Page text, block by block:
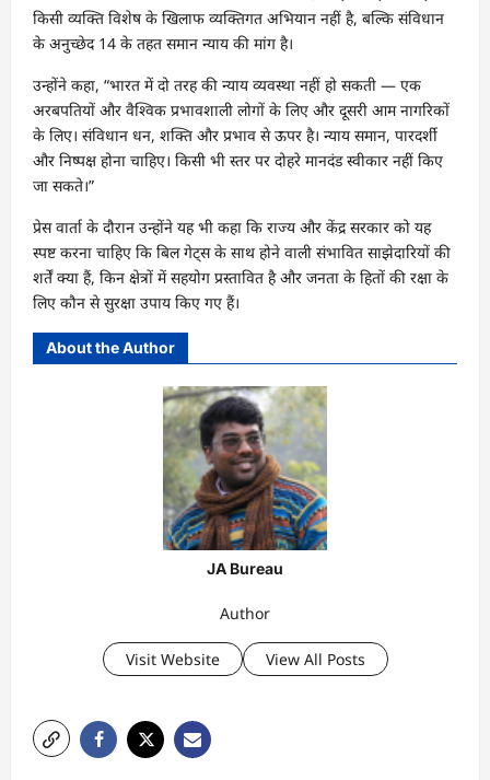
किसी व्यक्ति विशेष के खिलाफ व्यक्तिगत अभियान नहीं है, बल्कि संविधान
के अनुच्छेद 14 के तहत समान न्याय की मांग है।
उन्होंने कहा, “भारत में दो तरह की न्याय व्यवस्था नहीं हो सकती — एक
अरबपतियों और वैश्विक प्रभावशाली लोगों के लिए और दूसरी आम नागरिकों
के लिए। संविधान धन, शक्ति और प्रभाव से ऊपर है। न्याय समान, पारदर्शी
और निष्पक्ष होना चाहिए। किसी भी स्तर पर दोहरे मानदंड स्वीकार नहीं किए
जा सकते।”
प्रेस वार्ता के दौरान उन्होंने यह भी कहा कि राज्य और केंद्र सरकार को यह
स्पष्ट करना चाहिए कि बिल गेट्स के साथ होने वाली संभावित साझेदारियों की
शर्तें क्या हैं, किन क्षेत्रों में सहयोग प्रस्तावित है और जनता के हितों की रक्षा के
लिए कौन से सुरक्षा उपाय किए गए हैं।
About the Author
JA Bureau
Author
Visit Website View All Posts